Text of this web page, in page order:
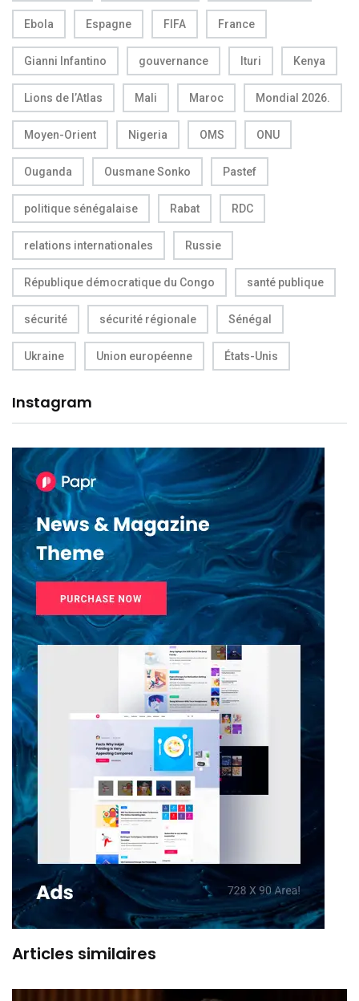
Ebola Espagne FIFA France
Gianni Infantino gouvernance Ituri Kenya
Lions de l’Atlas Mali Maroc Mondial 2026.
Moyen-Orient Nigeria OMS ONU
Ouganda Ousmane Sonko Pastef
politique sénégalaise Rabat RDC
relations internationales Russie
République démocratique du Congo santé publique
sécurité sécurité régionale Sénégal
Ukraine Union européenne États-Unis
Instagram
Articles similaires